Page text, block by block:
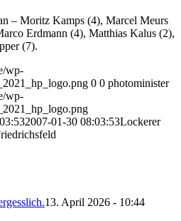
– Moritz Kamps (4), Marcel Meurs
Erdmann (4), Matthias Kalus (2),
(7).
wp-
0 0 photominister
wp-
2007-01-30 08:03:53Lockerer
13. April 2026 - 10:44